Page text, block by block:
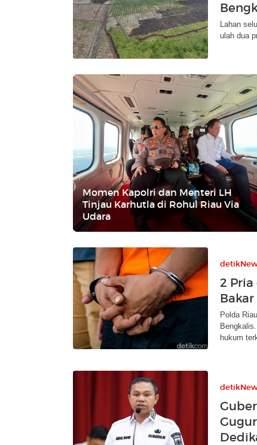
Lahan
ulah dua
Momen Kapolri dan Menteri LH
Tinjau Karhutla di Rohul Riau Via
Udara
2
Polda
hukum